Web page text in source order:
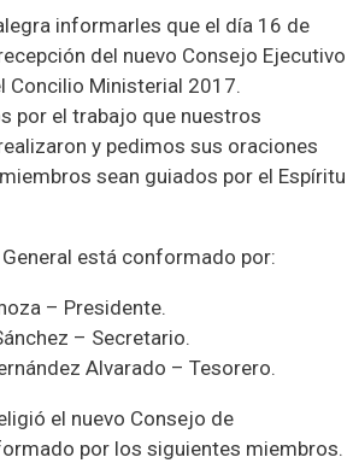
informarles que el día 16 de
del nuevo Consejo Ejecutivo
Concilio Ministerial 2017.
por el trabajo que nuestros
y pedimos sus oraciones
sean guiados por el Espíritu
está conformado por:
– Presidente.
– Secretario.
Alvarado – Tesorero.
el nuevo Consejo de
por los siguientes miembros.